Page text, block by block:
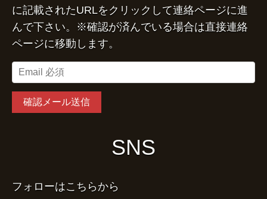
に記載されたURLをクリックして連絡ページに進
んで下さい。※確認が済んでいる場合は直接連絡
ページに移動します。
SNS
フォローはこちらから